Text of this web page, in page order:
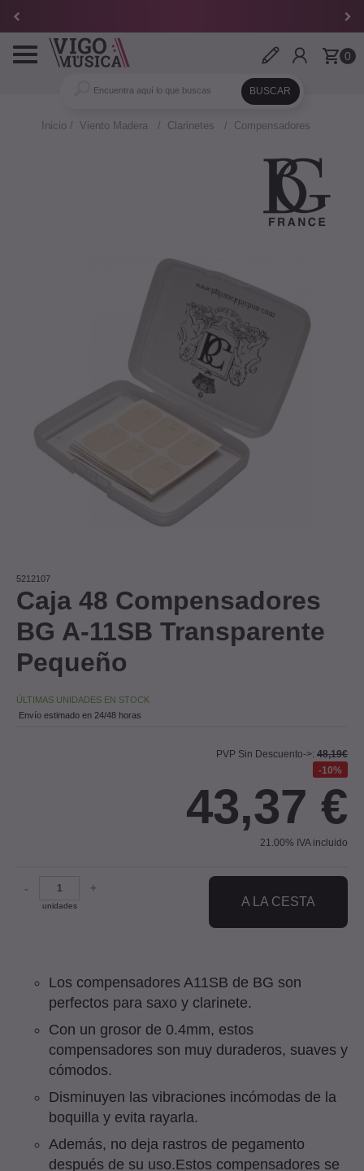
0
Toggle
navigation
Inicio Viento Madera Clarinetes Compensadores
5212107
Caja 48 Compensadores
BG A-11SB Transparente
Pequeño
ÚLTIMAS UNIDADES EN STOCK
Envío estimado en 24/48 horas
PVP Sin Descuento->: 48,19€
10%
43,37 €
21.00% IVA incluido
-
unidades
+
A LA CESTA
Los compensadores A11SB de BG son
perfectos para saxo y clarinete.
Con un grosor de 0.4mm, estos
compensadores son muy duraderos, suaves y
cómodos.
Disminuyen las vibraciones incómodas de la
boquilla y evita rayarla.
Además, no deja rastros de pegamento
después de su uso.Estos compensadores se